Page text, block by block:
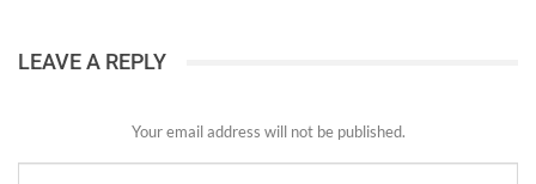
LEAVE A REPLY
Your email address will not be published.